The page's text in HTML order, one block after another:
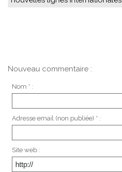
Nouveau commentaire :
Nom * :
Adresse email (non publiée) * :
Site web :